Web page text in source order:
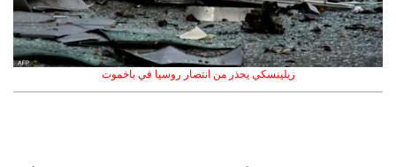
زيلينسكي يحذر من انتصار روسيا في باخموت